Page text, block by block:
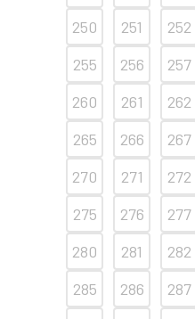
250
251 252
255
256 257
260
261 262
265
266 267
270
271 272
275
276 277
280
281 282
285
286 287